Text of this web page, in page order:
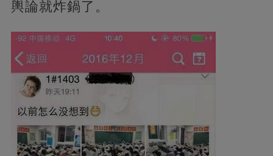
輿論就炸鍋了。